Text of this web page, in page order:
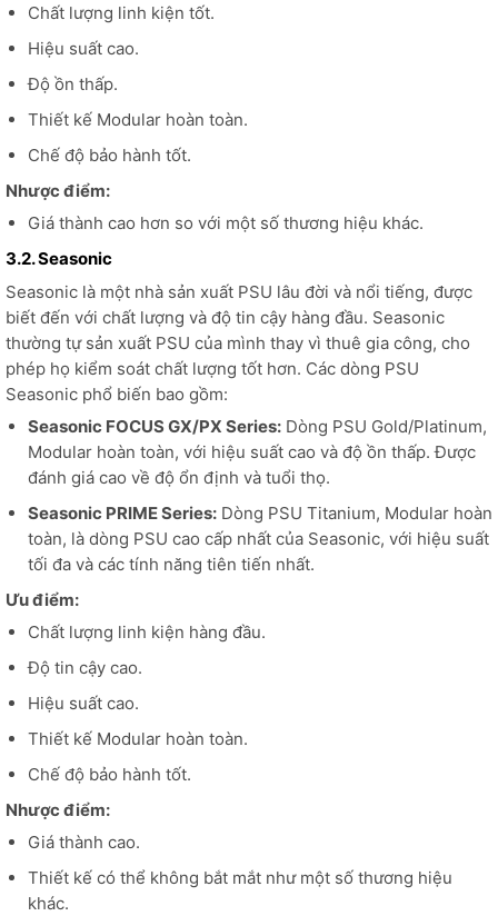
Chất lượng linh kiện tốt.
Hiệu suất cao.
Độ ồn thấp.
Thiết kế Modular hoàn toàn.
Chế độ bảo hành tốt.
Nhược điểm:
Giá thành cao hơn so với một số thương hiệu khác.
3.2. Seasonic
Seasonic là một nhà sản xuất PSU lâu đời và nổi tiếng, được
biết đến với chất lượng và độ tin cậy hàng đầu. Seasonic
thường tự sản xuất PSU của mình thay vì thuê gia công, cho
phép họ kiểm soát chất lượng tốt hơn. Các dòng PSU
Seasonic phổ biến bao gồm:
Seasonic FOCUS GX/PX Series:Dòng PSU Gold/Platinum,
Modular hoàn toàn, với hiệu suất cao và độ ồn thấp. Được
đánh giá cao về độ ổn định và tuổi thọ.
Seasonic PRIME Series:Dòng PSU Titanium, Modular hoàn
toàn, là dòng PSU cao cấp nhất của Seasonic, với hiệu suất
tối đa và các tính năng tiên tiến nhất.
Ưu điểm:
Chất lượng linh kiện hàng đầu.
Độ tin cậy cao.
Hiệu suất cao.
Thiết kế Modular hoàn toàn.
Chế độ bảo hành tốt.
Nhược điểm:
Giá thành cao.
Thiết kế có thể không bắt mắt như một số thương hiệu
khác.